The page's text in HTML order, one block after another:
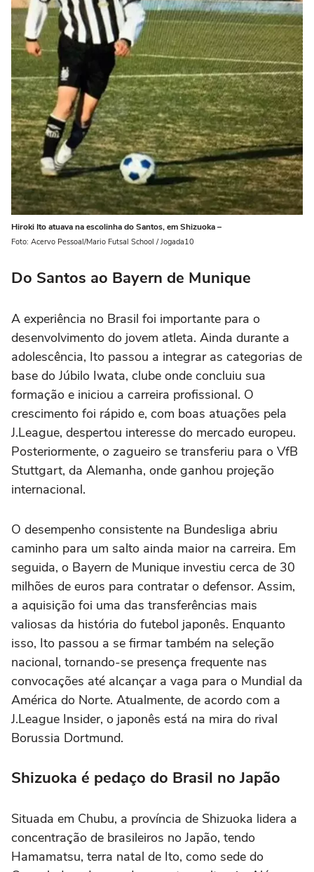
Hiroki Ito atuava na escolinha do Santos, em Shizuoka –
Foto: Acervo Pessoal/Mario Futsal School / Jogada10
Do Santos ao Bayern de Munique
A experiência no Brasil foi importante para o
desenvolvimento do jovem atleta. Ainda durante a
adolescência, Ito passou a integrar as categorias de
base do Júbilo Iwata, clube onde concluiu sua
formação e iniciou a carreira profissional. O
crescimento foi rápido e, com boas atuações pela
J.League, despertou interesse do mercado europeu.
Posteriormente, o zagueiro se transferiu para o VfB
Stuttgart, da Alemanha, onde ganhou projeção
internacional.
O desempenho consistente na Bundesliga abriu
caminho para um salto ainda maior na carreira. Em
seguida, o Bayern de Munique investiu cerca de 30
milhões de euros para contratar o defensor. Assim,
a aquisição foi uma das transferências mais
valiosas da história do futebol japonês. Enquanto
isso, Ito passou a se firmar também na seleção
nacional, tornando-se presença frequente nas
convocações até alcançar a vaga para o Mundial da
América do Norte. Atualmente, de acordo com a
J.League Insider, o japonês está na mira do rival
Borussia Dortmund.
Shizuoka é pedaço do Brasil no Japão
Situada em Chubu, a província de Shizuoka lidera a
concentração de brasileiros no Japão, tendo
Hamamatsu, terra natal de Ito, como sede do